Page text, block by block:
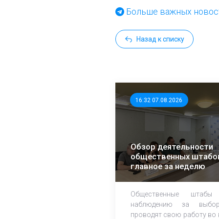
Больше важных
Назад к списку
16:32 07.08.2026
Обзор деятельности
общественных
главное за неделю
Общественные
наблюдению за
проводят свою работу во